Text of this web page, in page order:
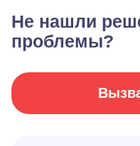
Не нашли
проблемы?